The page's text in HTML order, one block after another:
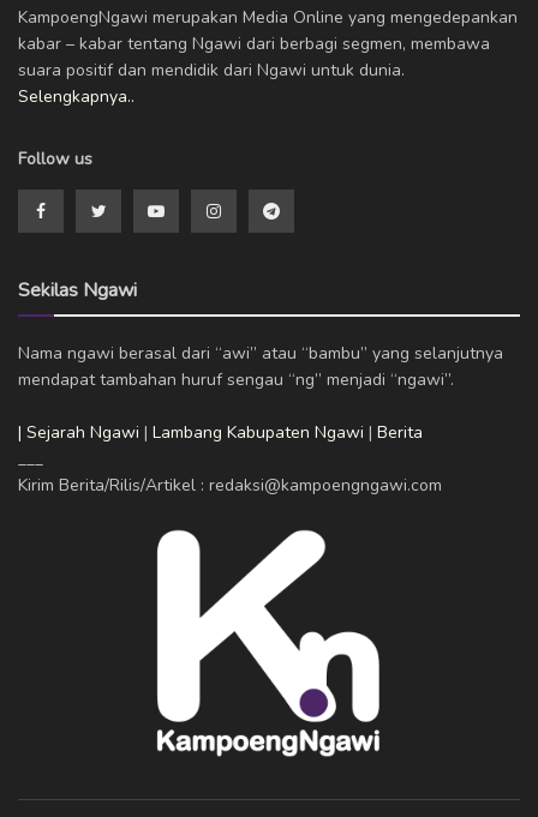
KampoengNgawi merupakan Media Online yang mengedepankan
kabar – kabar tentang Ngawi dari berbagi segmen, membawa
suara positif dan mendidik dari Ngawi untuk dunia.
Selengkapnya..
Follow us
Sekilas Ngawi
Nama ngawi berasal dari “awi” atau “bambu” yang selanjutnya
mendapat tambahan huruf sengau “ng” menjadi “ngawi”.
| Sejarah Ngawi | Lambang Kabupaten Ngawi | Berita
Kirim Berita/Rilis/Artikel : redaksi@kampoengngawi.com